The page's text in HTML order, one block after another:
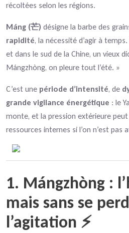
récoltées selon les régions.
Máng (芒) désigne la barbe des
rapidité, la nécessité d’agir à temps.
et dans le sud de la Chine, un vieux
Mángzhòng, on pleure tout l’été. »
C’est une période d’intensité, de
grande vigilance énergétique : le
monte, et la pression extérieure
ressources internes si l’on n’est pas
1. Mángzhòng :
mais sans se
l’agitation ⚡